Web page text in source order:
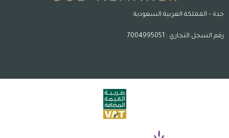
جدة – المملكة العربية السعودية
رقم السجل التجاري : 7004995051